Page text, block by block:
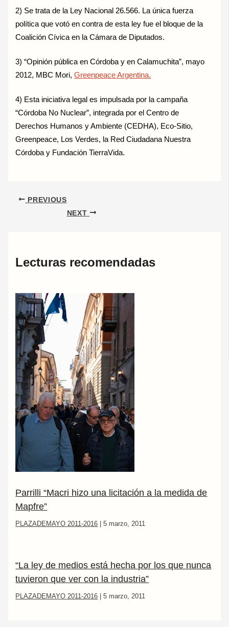
2) Se trata de la Ley Nacional 26.566. La única fuerza
política que votó en contra de esta ley fue el bloque de la
Coalición Cívica en la Cámara de Diputados.
3) “Opinión pública en Córdoba y en Calamuchita”, mayo
2012, MBC Mori,Greenpeace Argentina.
4) Esta iniciativa legal es impulsada por la campaña
“Córdoba No Nuclear”, integrada por el Centro de
Derechos Humanos y Ambiente (CEDHA), Eco-Sitio,
Greenpeace, Los Verdes, la Red Ciudadana Nuestra
Córdoba y Fundación TierraVida.
PREVIOUS
NEXT
Lecturas recomendadas
Parrilli “Macri hizo una licitación a la medida de
Mapfre”
PLAZADEMAYO 2011-2016 |5 marzo, 2011
“La ley de medios está hecha por los que nunca
tuvieron que ver con la industria”
PLAZADEMAYO 2011-2016 |5 marzo, 2011